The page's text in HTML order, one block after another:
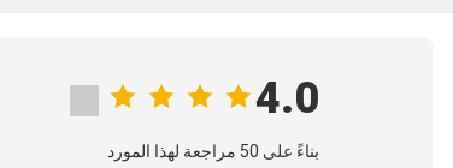
4.0
بناءً على 50 مراجعة لهذا المورد